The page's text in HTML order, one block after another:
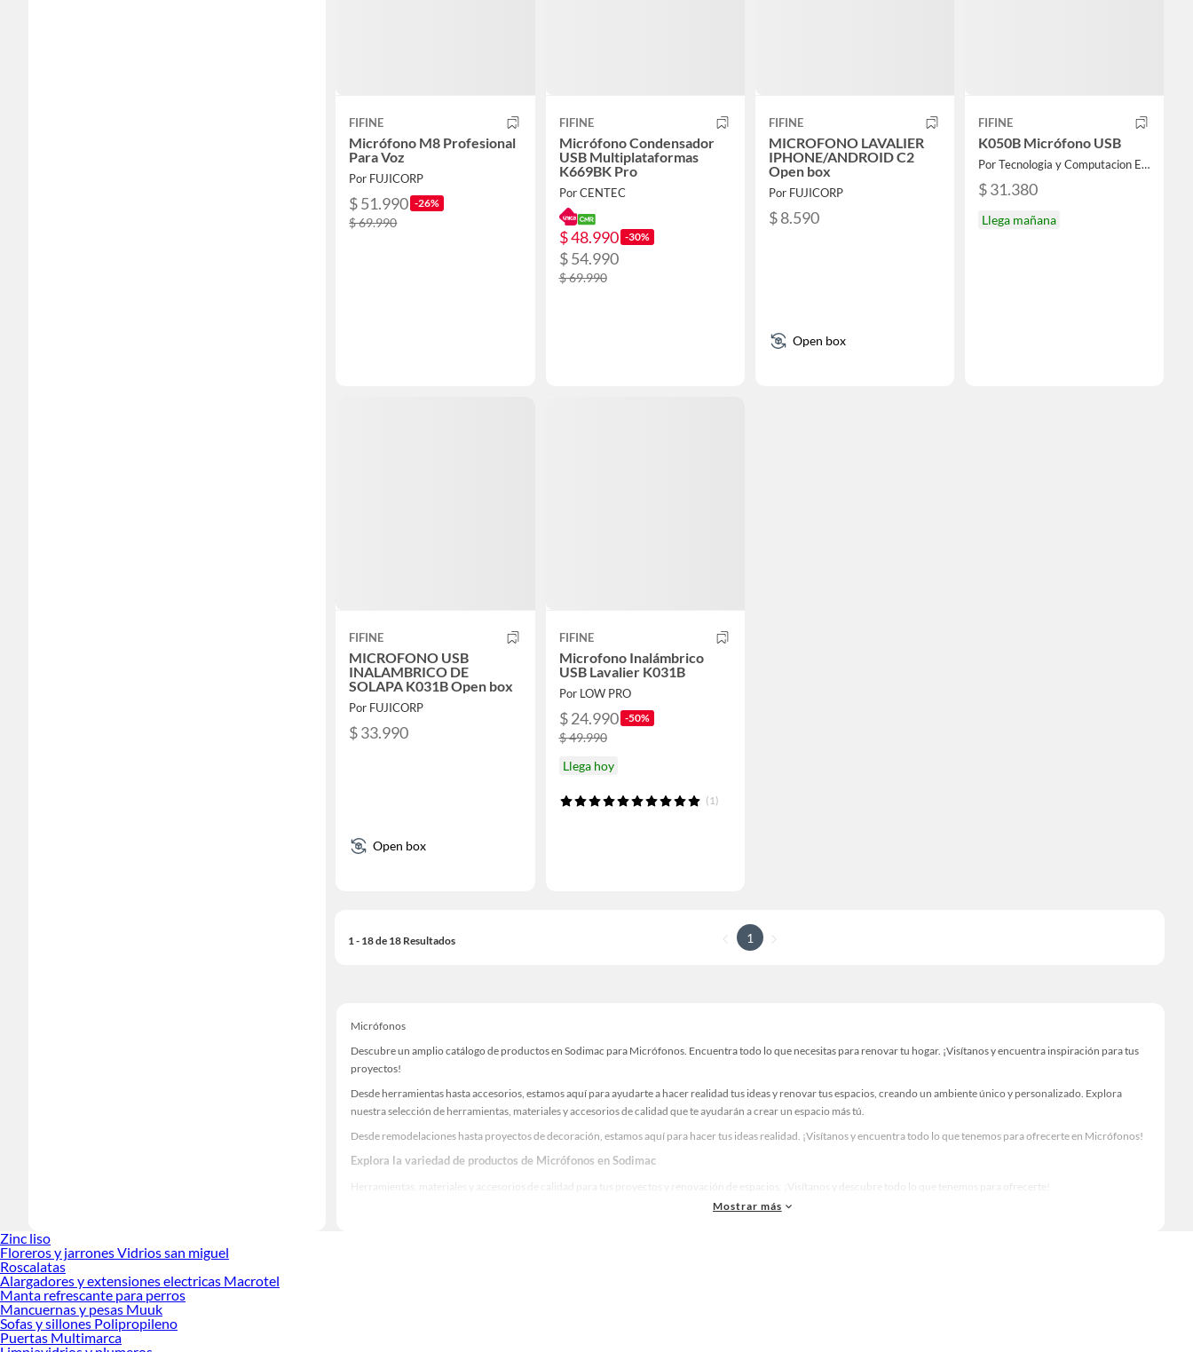
FIFINE
Micrófono M8 Profesional
Para Voz
Por FUJICORP
$ 51.990 -26%
$ 69.990
FIFINE
Micrófono Condensador
USB Multiplataformas
K669BK Pro
Por CENTEC
$ 48.990 -30%
$ 54.990
$ 69.990
FIFINE
MICROFONO LAVALIER
IPHONE/ANDROID C2
Open box
Por FUJICORP
$ 8.590
Open box
FIFINE
K050B Micrófono USB
Por Tecnologia y Computacion Emmett LTDA.
$ 31.380
Llega mañana
FIFINE
MICROFONO USB
INALAMBRICO DE
SOLAPA K031B Open box
Por FUJICORP
$ 33.990
Open box
FIFINE
Microfono Inalámbrico
USB Lavalier K031B
Por LOW PRO
$ 24.990 -50%
$ 49.990
Llega hoy
(1)
1 - 18 de 18 Resultados 1
Micrófonos
Descubre un amplio catálogo de productos en Sodimac para Micrófonos. Encuentra todo lo que necesitas para renovar tu hogar. ¡Visítanos y encuentra inspiración para tus
proyectos!
Desde herramientas hasta accesorios, estamos aquí para ayudarte a hacer realidad tus ideas y renovar tus espacios, creando un ambiente único y personalizado. Explora
nuestra selección de herramientas, materiales y accesorios de calidad que te ayudarán a crear un espacio más tú.
Desde remodelaciones hasta proyectos de decoración, estamos aquí para hacer tus ideas realidad. ¡Visítanos y encuentra todo lo que tenemos para ofrecerte en Micrófonos!
Explora la variedad de productos de Micrófonos en Sodimac
Herramientas, materiales y accesorios de calidad para tus proyectos y renovación de espacios. ¡Visítanos y descubre todo lo que tenemos para ofrecerte!
Encuentra una amplia variedad de productos de Micrófonos en Sodimac. Encuentra todo lo necesario para tus proyectos de renovación y decoración. ¡Visítanos y haz tus
Mostrar más
Zinc liso
Floreros y jarrones Vidrios san miguel
Roscalatas
Alargadores y extensiones electricas Macrotel
Manta refrescante para perros
Mancuernas y pesas Muuk
Sofas y sillones Polipropileno
Puertas Multimarca